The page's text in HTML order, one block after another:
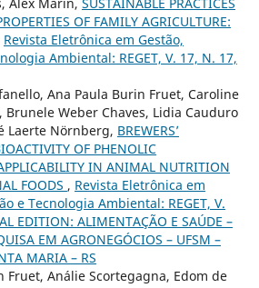
OF FAMILY AGRICULTURE:
Revista Eletrônica em Gestão,
Ambiental: REGET, V. 17, N. 17,
Ana Paula Burin Fruet, Caroline
Brunele Weber Chaves, Lidia Cauduro
Laerte Nörnberg, BREWERS’
OF PHENOLIC
IN ANIMAL NUTRITION
FOODS , Revista Eletrônica em
e Tecnologia Ambiental: REGET, V.
EDITION: ALIMENTAÇÃO E SAÚDE –
EM AGRONEGÓCIOS – UFSM –
MARIA – RS
Fruet, Análie Scortegagna, Edom de